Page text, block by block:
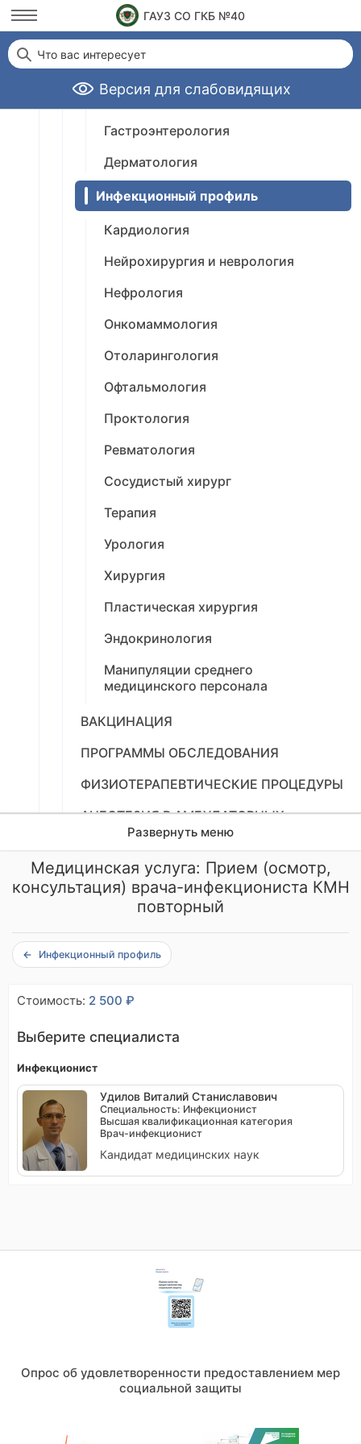
ГАУЗ СО ГКБ №40
Версия для слабовидящих
Что вас интересует
АМБУЛАТОРНО-ПОЛИКЛИНИЧЕСКИЕ
УСЛУГИ
ПРИЕМЫ И МАНИПУЛЯЦИИ
Гинекология
Гастроэнтерология
Дерматология
Инфекционный профиль
Кардиология
Нейрохирургия и неврология
Нефрология
Онкомаммология
Отоларингология
Офтальмология
Проктология
Ревматология
Сосудистый хирург
Терапия
Урология
Хирургия
Пластическая хирургия
Эндокринология
Манипуляции среднего
медицинского персонала
ВАКЦИНАЦИЯ
ПРОГРАММЫ ОБСЛЕДОВАНИЯ
ФИЗИОТЕРАПЕВТИЧЕСКИЕ ПРОЦЕДУРЫ
АНЕСТЕЗИЯ В АМБУЛАТОРНЫХ
УСЛОВИЯХ
ДИАГНОСТИЧЕСКИЕ ИССЛЕДОВАНИЯ
ЛАБОРАТОРНЫЕ ИССЛЕДОВАНИЯ
УСЛУГИ ЦЕНТРА ПРОФПАТОЛОГИИ
Развернуть меню
Медицинская услуга: Прием (осмотр,
консультация) врача-инфекциониста КМН
повторный
Инфекционный профиль
Стоимость: 2 500 ₽
Выберите специалиста
Инфекционист
Удилов Виталий Станиславович
Специальность: Инфекционист
Высшая квалификационная категория
Врач-инфекционист
Кандидат медицинских наук
Опрос об удовлетворенности предоставлением мер
социальной защиты